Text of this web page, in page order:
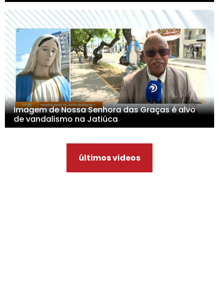
Imagem de Nossa Senhora das Graças é alvo
de vandalismo na Jatiúca
últimos videos